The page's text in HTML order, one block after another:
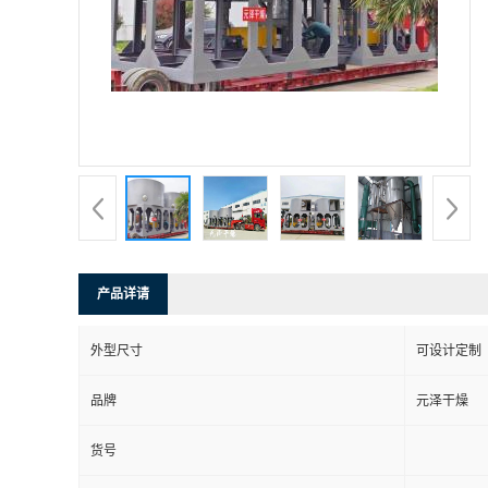
产品详请
外型尺寸 可设计定制
品牌 元泽干燥
货号